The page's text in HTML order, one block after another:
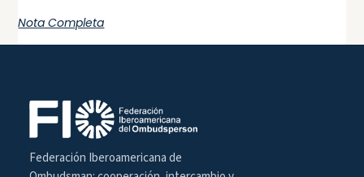
Nota Completa
Federación Iberoamericana de